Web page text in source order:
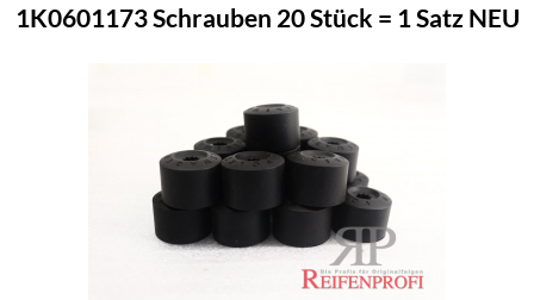
1K0601173 Schrauben 20 Stück = 1 Satz NEU